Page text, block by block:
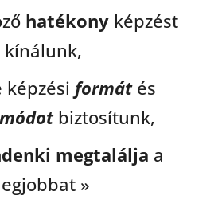
hatékony képzést
kínálunk,
formát és
módotbiztosítunk,
megtalálja a
»